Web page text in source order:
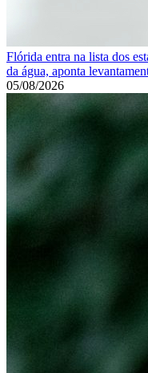
Flórida entra na lista dos
da água, aponta
05/08/2026